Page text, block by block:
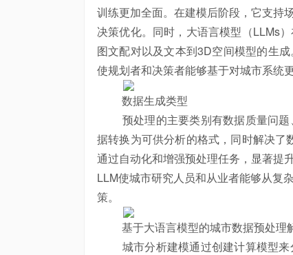
训练更加全面。在建模后阶段，它支持
决策优化。同时，大语言模型（LLMs
图文配对以及文本到3D空间模型的生
使规划者和决策者能够基于对城市系统
数据生成类型
预处理的主要类别有数据质量问题
据转换为可供分析的格式，同时解决了
通过自动化和增强预处理任务，显著提
LLM使城市研究人员和从业者能够从复
策。
基于大语言模型的城市数据预处理
城市分析建模通过创建计算模型来